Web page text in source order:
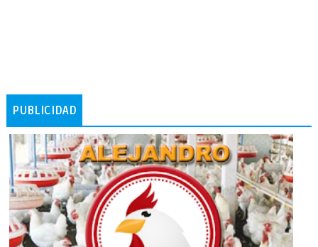
PUBLICIDAD